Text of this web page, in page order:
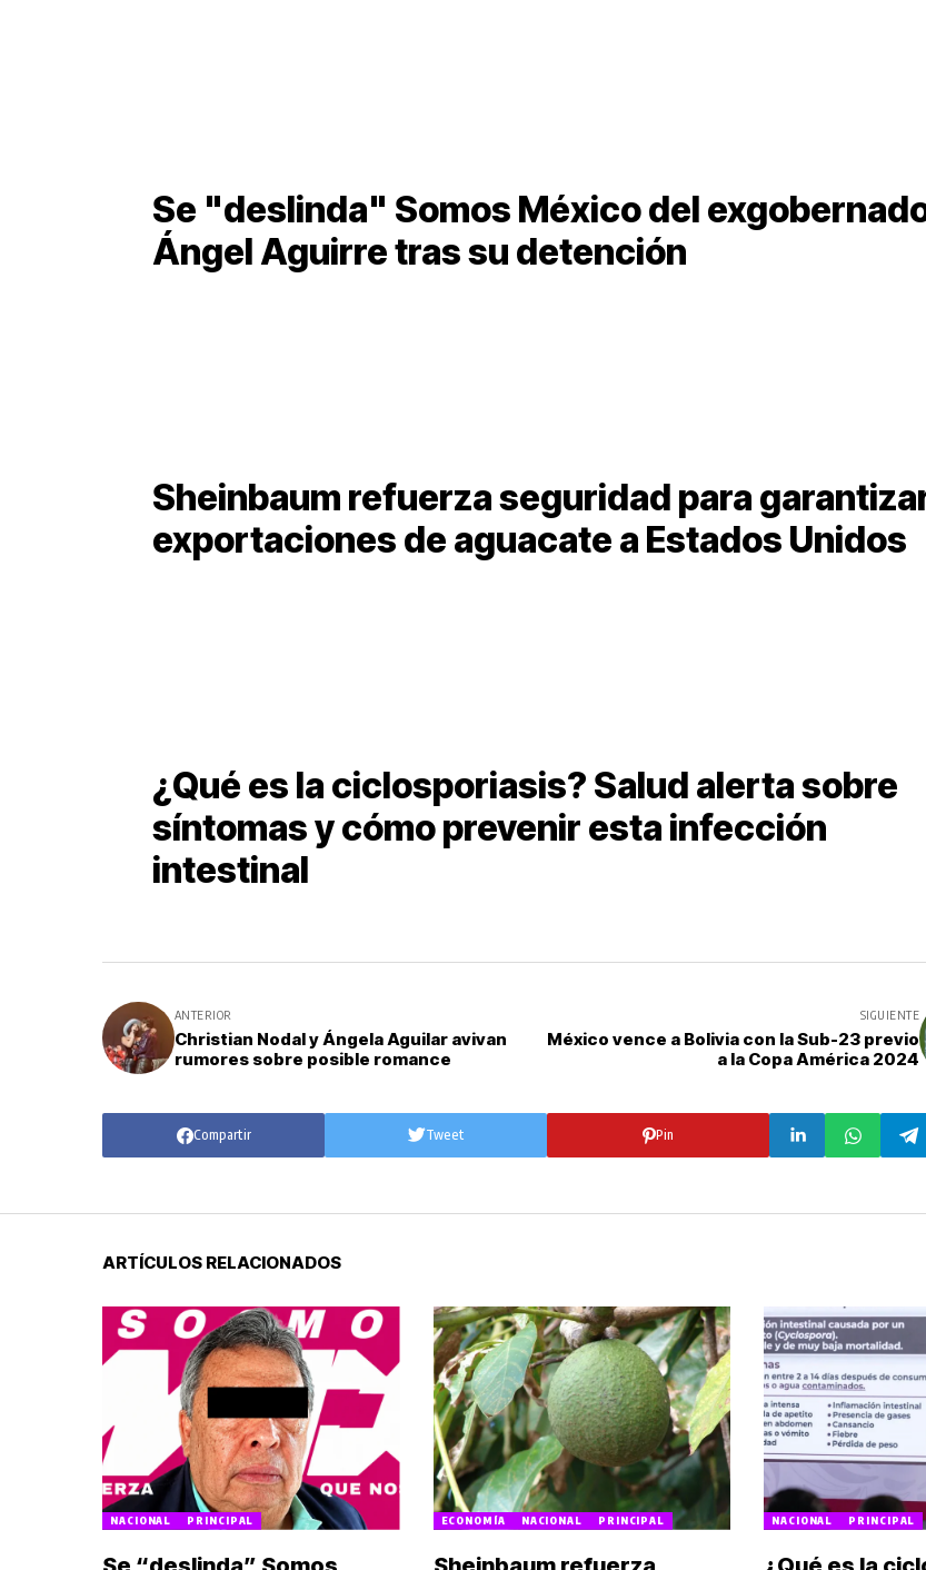
Se "deslinda" Somos México del
Ángel Aguirre tras su detención
Sheinbaum refuerza seguridad para
exportaciones de aguacate a Estados Unidos
¿Qué es la ciclosporiasis? Salud alerta sobre
síntomas y cómo prevenir esta infección
intestinal
ANTERIOR
Christian Nodal y Ángela Aguilar avivan
rumores sobre posible romance
SIGUIENTE
México vence a Bolivia con la Sub-23 previo
a la Copa América 2024
Compartir Tweet Pin
ARTÍCULOS RELACIONADOS
NACIONAL PRINCIPAL ECONOMÍA NACIONAL PRINCIPAL NACIONAL PRINCIPAL